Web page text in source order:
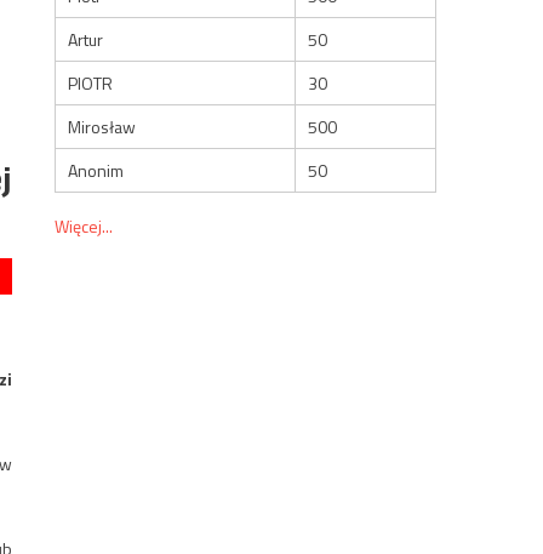
Artur
50
PIOTR
30
Mirosław
500
Anonim
50
Więcej...